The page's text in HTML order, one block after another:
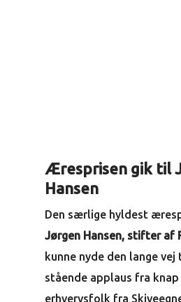
Æresprisen gik til
Hansen
Den særlige hyldest
Jørgen Hansen, stifter af
kunne nyde den lange
stående applaus fra knap
erhvervsfolk fra